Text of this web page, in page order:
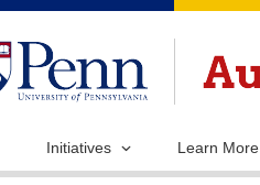
Initiatives Learn More